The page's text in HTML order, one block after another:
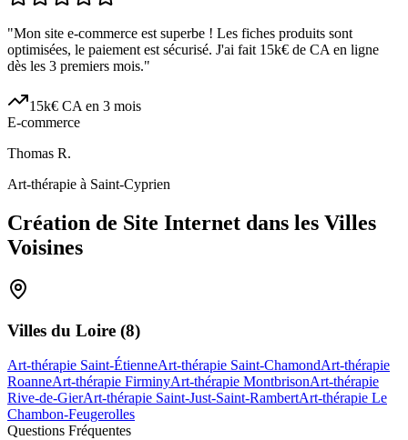
"Mon site e-commerce est superbe ! Les fiches produits sont
optimisées, le paiement est sécurisé. J'ai fait 15k€ de CA en ligne
dès les 3 premiers mois."
15k€ CA en 3 mois
E-commerce
Thomas R.
Art-thérapie à Saint-Cyprien
Création de Site Internet dans les Villes
Voisines
Villes du Loire (8)
Art-thérapie Saint-ÉtienneArt-thérapie Saint-ChamondArt-thérapie
RoanneArt-thérapie FirminyArt-thérapie MontbrisonArt-thérapie
Rive-de-GierArt-thérapie Saint-Just-Saint-RambertArt-thérapie Le
Chambon-Feugerolles
Questions Fréquentes